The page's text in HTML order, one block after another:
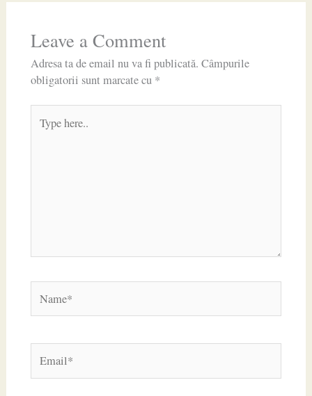
Leave a Comment
Adresa ta de email nu va fi publicată. Câmpurile
obligatorii sunt marcate cu *
here..